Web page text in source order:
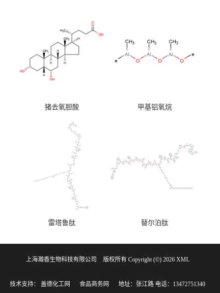
猪去氧胆酸 甲基铝氧烷
雷塔鲁肽 替尔泊肽
上海瀚香生物科技有限公司 版权所有 Copyright (©) 2026 XML
技术支持： 盖德化工网 食品商务网 地址：张江路 电话：13472751340